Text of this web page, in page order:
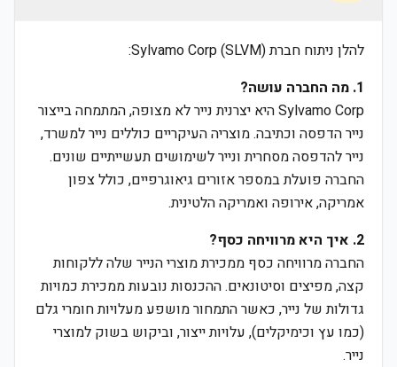
להלן ניתוח חברת Sylvamo Corp (SLVM):
1. מה החברה עושה?
Sylvamo Corp היא יצרנית נייר לא מצופה, המתמחה בייצור
נייר הדפסה וכתיבה. מוצריה העיקריים כוללים נייר למשרד,
נייר להדפסה מסחרית ונייר לשימושים תעשייתיים שונים.
החברה פועלת במספר אזורים גיאוגרפיים, כולל צפון
אמריקה, אירופה ואמריקה הלטינית.
2. איך היא מרוויחה כסף?
החברה מרוויחה כסף ממכירת מוצרי הנייר שלה ללקוחות
קצה, מפיצים וסיטונאים. ההכנסות נובעות ממכירת כמויות
גדולות של נייר, כאשר התמחור מושפע מעלויות חומרי גלם
(כמו עץ וכימיקלים), עלויות ייצור, וביקוש בשוק למוצרי
נייר.